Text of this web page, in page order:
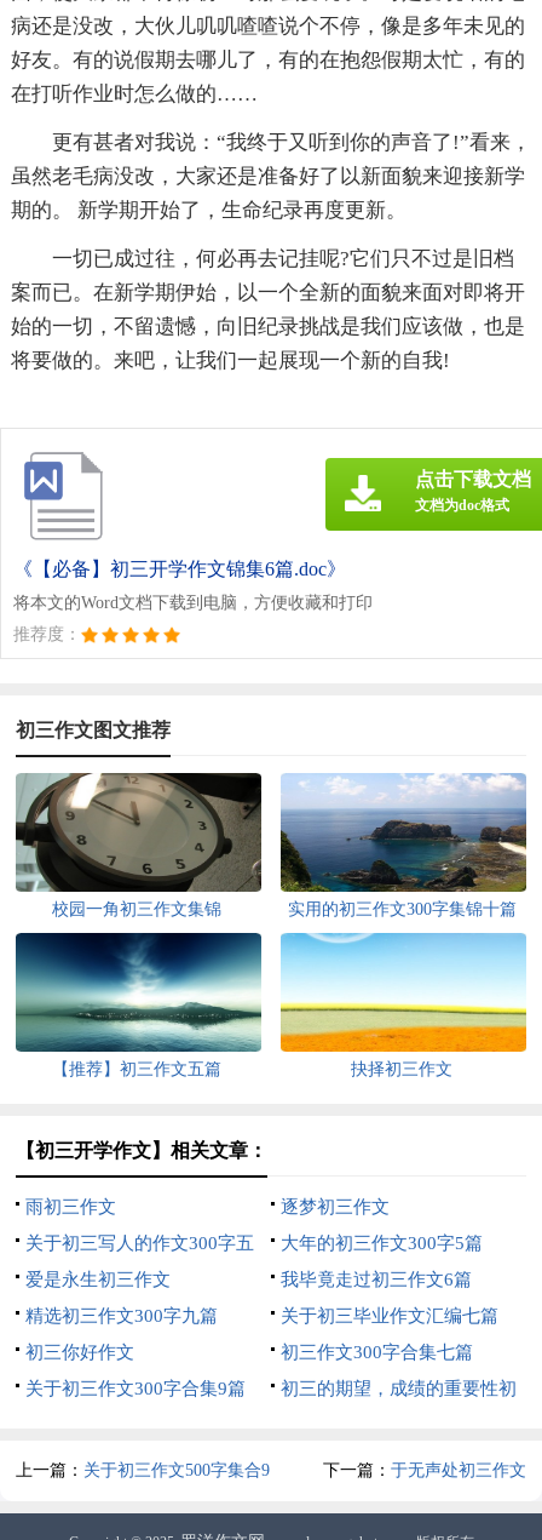
病还是没改，大伙儿叽叽喳喳说个不停，像是多年未见的
好友。有的说假期去哪儿了，有的在抱怨假期太忙，有的
在打听作业时怎么做的……
更有甚者对我说：“我终于又听到你的声音了!”看来，
虽然老毛病没改，大家还是准备好了以新面貌来迎接新学
期的。 新学期开始了，生命纪录再度更新。
一切已成过往，何必再去记挂呢?它们只不过是旧档
案而已。在新学期伊始，以一个全新的面貌来面对即将开
始的一切，不留遗憾，向旧纪录挑战是我们应该做，也是
将要做的。来吧，让我们一起展现一个新的自我!
《【必备】初三开学作文锦集6篇.doc》
将本文的Word文档下载到电脑，方便收藏和打印
推荐度：
点击下载文档
文档为doc格式
初三作文图文推荐
校园一角初三作文集锦 实用的初三作文300字集锦十篇
【推荐】初三作文五篇 抉择初三作文
【初三开学作文】相关文章：
雨初三作文
逐梦初三作文
关于初三写人的作文300字五
篇
大年的初三作文300字5篇
爱是永生初三作文
我毕竟走过初三作文6篇
精选初三作文300字九篇
关于初三毕业作文汇编七篇
初三你好作文
初三作文300字合集七篇
关于初三作文300字合集9篇
初三的期望，成绩的重要性初
上一篇： 关于初三作文500字集合9
篇
下一篇： 于无声处初三作文